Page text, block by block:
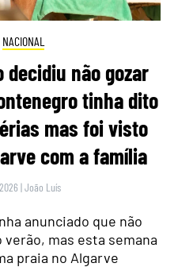
NACIONAL
não gozar
tinha dito
mas foi visto
com a família
|João Luís
anunciado que não
mas esta semana
praia no Algarve